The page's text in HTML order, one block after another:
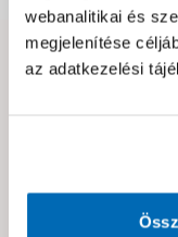
webanalitikai és
megjelenítése
az adatkezelési
Hibát találtál
Neked